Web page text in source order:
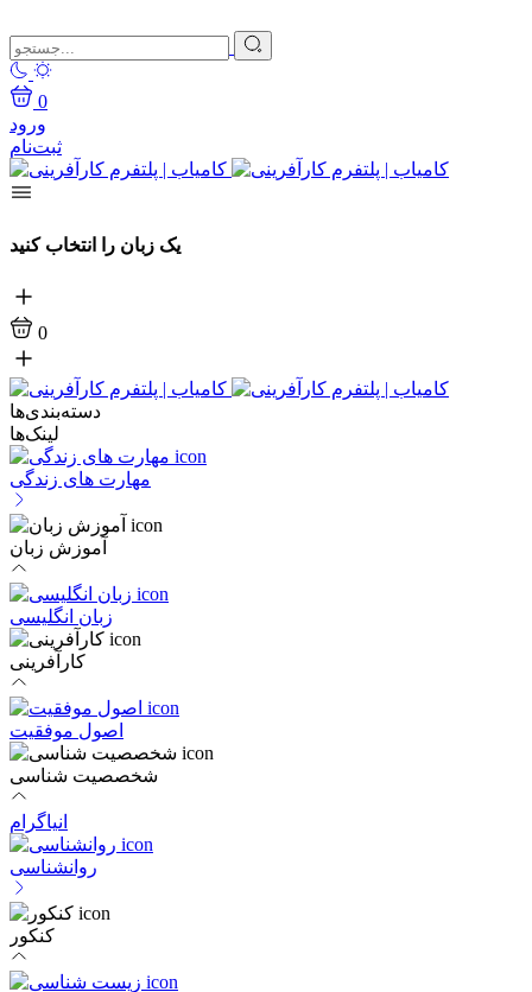
0
ورود
ثبت‌نام
یک زبان را انتخاب کنید
0
دسته‌بندی‌ها
لینک‌ها
مهارت های زندگی
آموزش زبان
زبان انگلیسی
کارآفرینی
اصول موفقیت
شخصصیت شناسی
انیاگرام
روانشناسی
کنکور